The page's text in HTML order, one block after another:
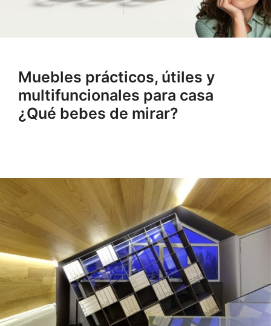
Muebles prácticos, útiles y
multifuncionales para casa
¿Qué bebes de mirar?